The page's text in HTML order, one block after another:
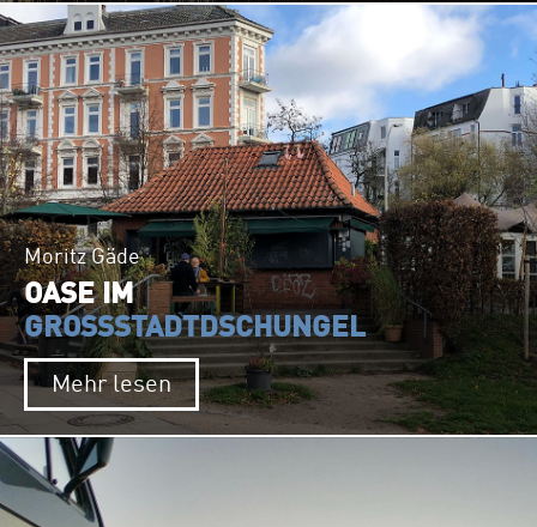
Moritz Gäde
OASE IM
GROSSSTADTDSCHUNGEL
Mehr lesen